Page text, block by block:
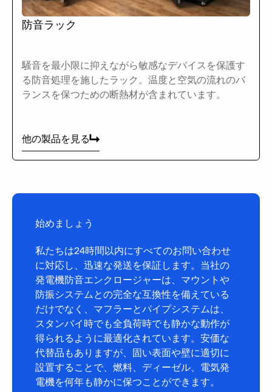
防音ラック
騒音を最小限に抑えながら敏感なデバイスを保護す
る防音処理を施したラック。温度と空気の流れのバ
ランスを保つための断熱材が含まれています。
他の製品を見る
他の製品を見る
始めましょう
私たちは24時間以内にすべてのお問い合わせ
に対応し、迅速な発送を保証します。当社の
発電機防音エンクロージャーは、マウントや
防振システムとの完全な互換性を備えている
だけでなく、マフラーとパイプシステムは、
スタンバイ時でも全負荷時でも静かな動作が
得られるように最適化されています。安価な
代替品もありますが、固い表面や壁に適切に
設置することで、燃料、ディーゼル、電気発
電機を何年も静かに保つことができます。